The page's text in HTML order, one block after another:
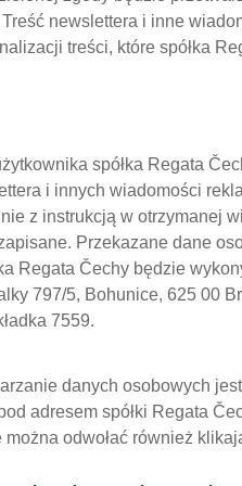
newslettera i inne
treści, które spółka
spółka Regata
i innych wiadomości
z instrukcją w otrzymanej
Przekazane dane
Regata Čechy będzie
797/5, Bohunice, 625 00
7559.
danych osobowych
adresem spółki Regata
odwołać również